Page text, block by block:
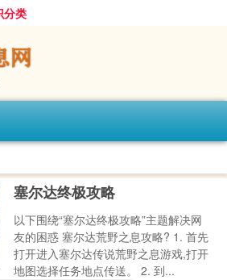
分类
塞尔达终极攻略
以下围绕“塞尔达终极攻略”主题解决网
友的困惑 塞尔达荒野之息攻略? 1. 首先
打开进入塞尔达传说荒野之息游戏,打开
地图选择任务地点传送。 2. 到...